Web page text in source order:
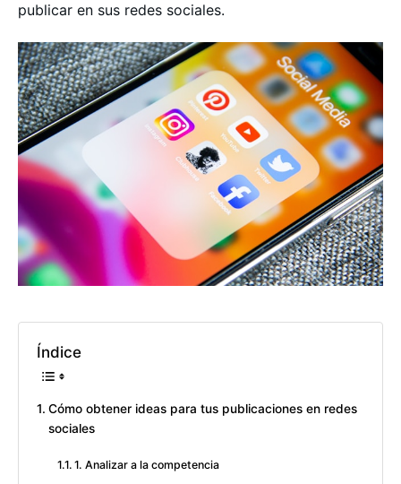
publicar en sus redes sociales.
Índice
Cómo obtener ideas para tus publicaciones en redes
sociales
1. Analizar a la competencia